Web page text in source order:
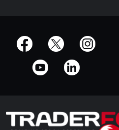
offizielle Social Media-Accounts